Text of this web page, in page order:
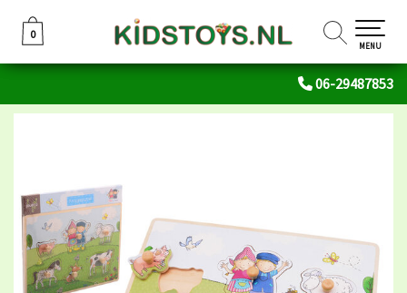
06-29487853
0
0
MENU